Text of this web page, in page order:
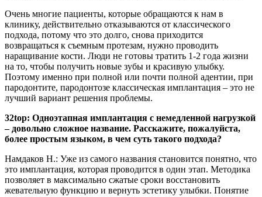
Очень многие пациенты, которые обращаются к нам в
клинику, действительно отказываются от классического
подхода, потому что это долго, снова приходится
возвращаться к съемным протезам, нужно проводить
наращивание кости. Люди не готовы тратить 1-2 года жизни
на то, чтобы получить новые зубы и красивую улыбку.
Поэтому именно при полной или почти полной адентии, при
пародонтите, пародонтозе классическая имплантация – это не
лучший вариант решения проблемы.
32top: Одноэтапная имплантация с немедленной нагрузкой
– довольно сложное название. Расскажите, пожалуйста,
более простым языком, в чем суть такого подхода?
Намдаков Н.: Уже из самого названия становится понятно, что
это имплантация, которая проводится в один этап. Методика
позволяет в максимально сжатые сроки восстановить
жевательную функцию и вернуть эстетику улыбки. Понятие